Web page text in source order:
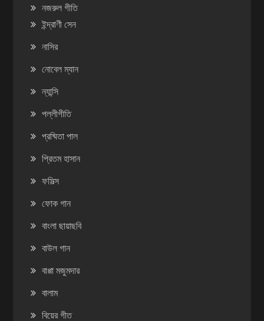
নজরুল গীতি
ইন্দ্রাণী সেন
নাসির
নোবেল ম্যান
ন্যান্সি
পল্লীগীতি
প্রষ্মিতা পাল
প্রিতম হাসান
ফসিল্স
ফোক গান
বাংলা ছায়াছবি
বাউল গান
বাপ্পা মজুমদার
বালাম
বিয়ের গীত